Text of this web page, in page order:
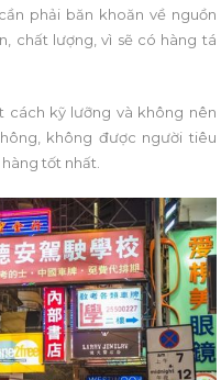
phải băn khoăn về nguồn
chất lượng, vì sẽ có hàng tá
cách kỹ lưỡng và không nên
không được người tiêu
tốt nhất.